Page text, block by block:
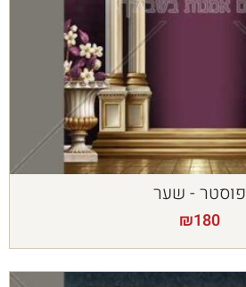
פוסטר - שער
₪180